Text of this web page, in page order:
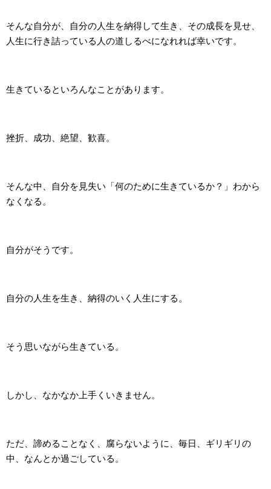
そんな自分が、自分の人生を納得して生き、その成長を見せ、
人生に行き詰っている人の道しるべになれれば幸いです。
生きているといろんなことがあります。
挫折、成功、絶望、歓喜。
そんな中、自分を見失い「何のために生きているか？」わから
なくなる。
自分がそうです。
自分の人生を生き、納得のいく人生にする。
そう思いながら生きている。
しかし、なかなか上手くいきません。
ただ、諦めることなく、腐らないように、毎日、ギリギリの
中、なんとか過ごしている。